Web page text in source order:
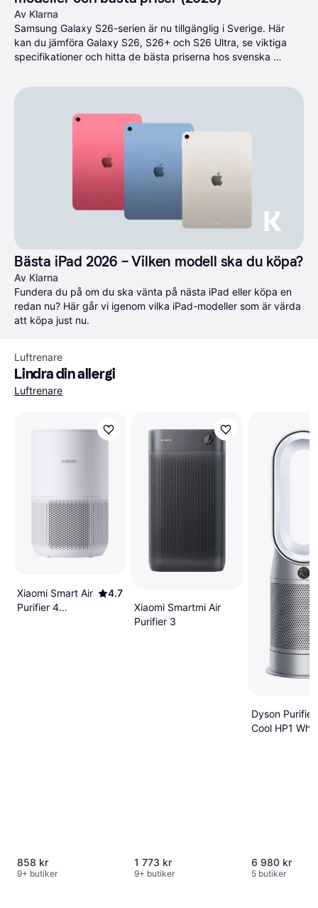
Av Klarna
Samsung Galaxy S26-serien är nu tillgänglig i Sverige. Här
kan du jämföra Galaxy S26, S26+ och S26 Ultra, se viktiga
specifikationer och hitta de bästa priserna hos svenska
Bästa iPad 2026 – Vilken modell ska du köpa?
Av Klarna
Fundera du på om du ska vänta på nästa iPad eller köpa en
redan nu? Här går vi igenom vilka iPad-modeller som är värda
att köpa just nu.
Luftrenare
Lindra din allergi
Luftrenare
Xiaomi Smart Air
Purifier 4
4.7
858 kr
9+ butiker
Xiaomi Smartmi Air
Purifier 3
1 773 kr
9+ butiker
Dyson
Cool HP1
6 980 kr
5 butiker